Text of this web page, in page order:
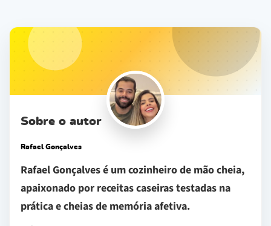
Sobre o autor
Rafael Gonçalves
Rafael Gonçalves é um cozinheiro de mão cheia,
apaixonado por receitas caseiras testadas na
prática e cheias de memória afetiva.